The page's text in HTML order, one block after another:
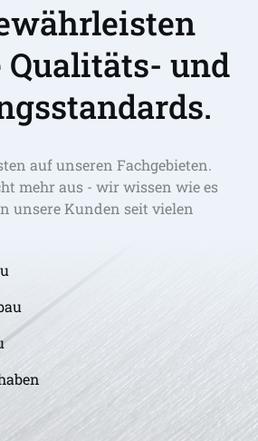
Qualitäts- und
auf unseren Fachgebieten.
mehr aus - wir wissen wie es
unsere Kunden seit vielen